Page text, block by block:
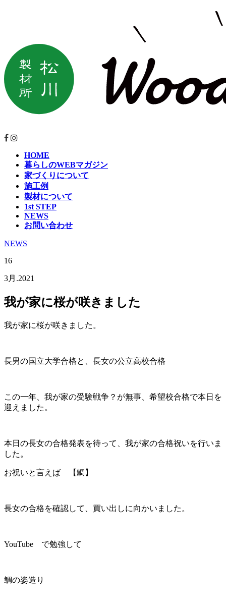
HOME
暮らしのWEBマガジン
家づくりについて
施工例
製材について
1st STEP
NEWS
お問い合わせ
NEWS
16
3月.2021
我が家に桜が咲きました
我が家に桜が咲きました。
長男の国立大学合格と、長女の公立高校合格
この一年、我が家の受験戦争？が無事、希望校合格で本日を
迎えました。
本日の長女の合格発表を待って、我が家の合格祝いを行いま
した。
お祝いと言えば 【鯛】
長女の合格を確認して、買い出しに向かいました。
YouTube で勉強して
鯛の姿造り